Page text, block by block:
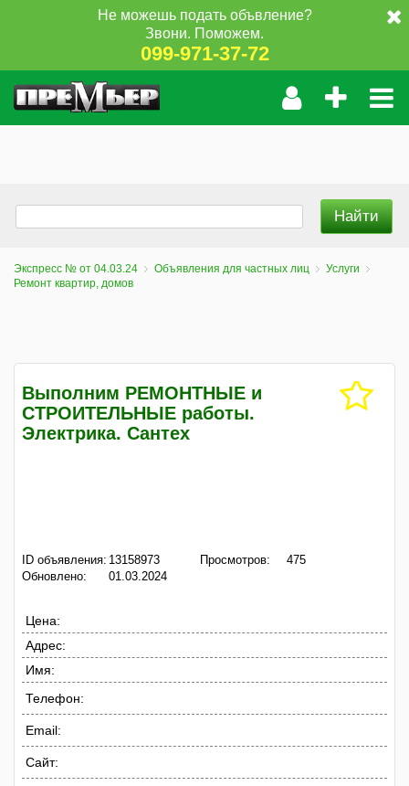
Не можешь подать объвление?
Звони. Поможем.
099-971-37-72
Экспресс № от 04.03.24 Объявления для частных лиц
Услуги
Ремонт квартир, домов
Выполним РЕМОНТНЫЕ и
СТРОИТЕЛЬНЫЕ работы.
Электрика. Сантех
ID объявления: 13158973
Обновлено:
01.03.2024
Просмотров: 475
Цена:
Адрес:
Имя:
Телефон:
Email:
Сайт: